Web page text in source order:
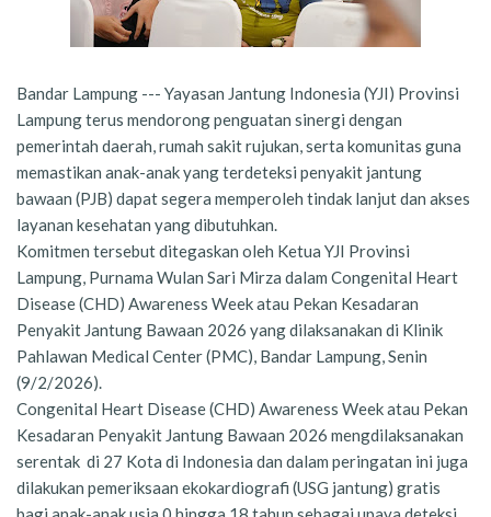
Bandar Lampung --- Yayasan Jantung Indonesia (YJI) Provinsi
Lampung terus mendorong penguatan sinergi dengan
pemerintah daerah, rumah sakit rujukan, serta komunitas guna
memastikan anak-anak yang terdeteksi penyakit jantung
bawaan (PJB) dapat segera memperoleh tindak lanjut dan akses
layanan kesehatan yang dibutuhkan.
Komitmen tersebut ditegaskan oleh Ketua YJI Provinsi
Lampung, Purnama Wulan Sari Mirza dalam Congenital Heart
Disease (CHD) Awareness Week atau Pekan Kesadaran
Penyakit Jantung Bawaan 2026 yang dilaksanakan di Klinik
Pahlawan Medical Center (PMC), Bandar Lampung, Senin
(9/2/2026).
Congenital Heart Disease (CHD) Awareness Week atau Pekan
Kesadaran Penyakit Jantung Bawaan 2026 mengdilaksanakan
serentak di 27 Kota di Indonesia dan dalam peringatan ini juga
dilakukan pemeriksaan ekokardiografi (USG jantung) gratis